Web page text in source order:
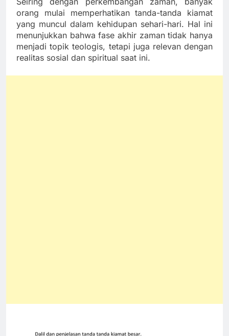
orang mulai memperhatikan tanda-tanda kiamat
yang muncul dalam kehidupan sehari-hari. Hal ini
menunjukkan bahwa fase akhir zaman tidak hanya
menjadi topik teologis, tetapi juga relevan dengan
realitas sosial dan spiritual saat ini.